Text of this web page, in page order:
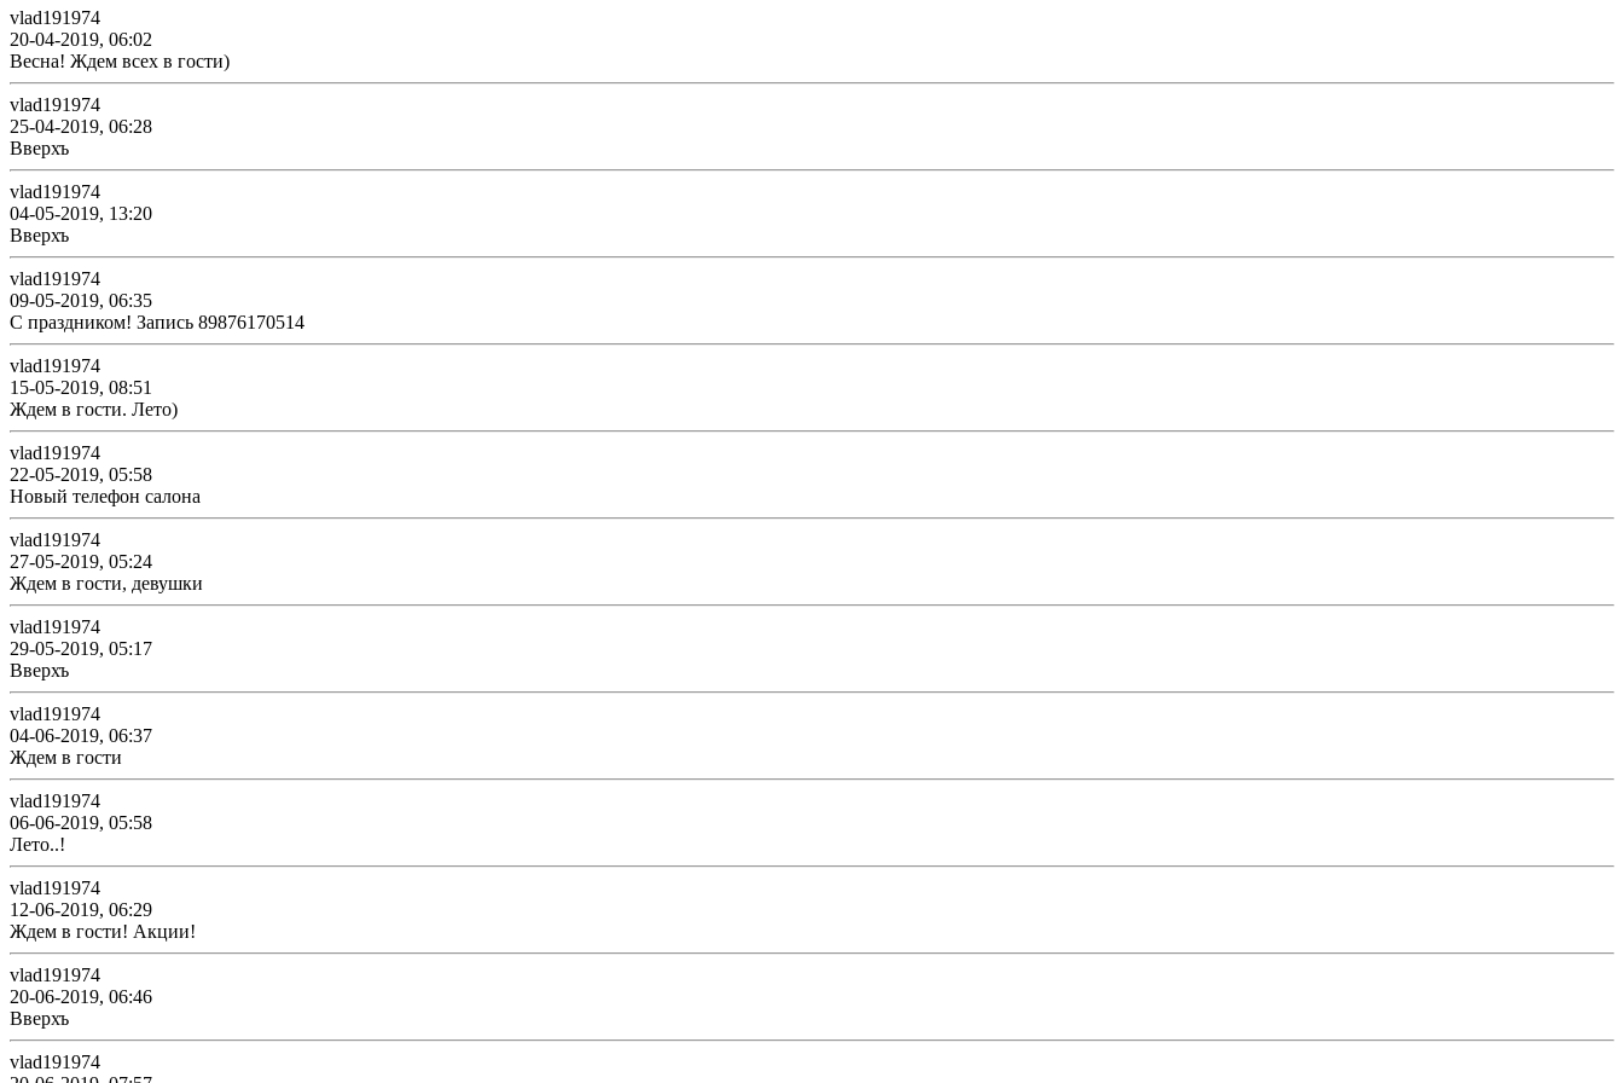
vlad191974
20-04-2019, 06:02
Весна! Ждем всех в гости)
vlad191974
25-04-2019, 06:28
Вверхъ
vlad191974
04-05-2019, 13:20
Вверхъ
vlad191974
09-05-2019, 06:35
С праздником! Запись 89876170514
vlad191974
15-05-2019, 08:51
Ждем в гости. Лето)
vlad191974
22-05-2019, 05:58
Новый телефон салона
vlad191974
27-05-2019, 05:24
Ждем в гости, девушки
vlad191974
29-05-2019, 05:17
Вверхъ
vlad191974
04-06-2019, 06:37
Ждем в гости
vlad191974
06-06-2019, 05:58
Лето..!
vlad191974
12-06-2019, 06:29
Ждем в гости! Акции!
vlad191974
20-06-2019, 06:46
Вверхъ
vlad191974